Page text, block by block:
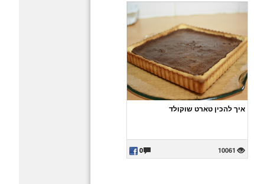
איך להכין טארט שוקולד
0 10061